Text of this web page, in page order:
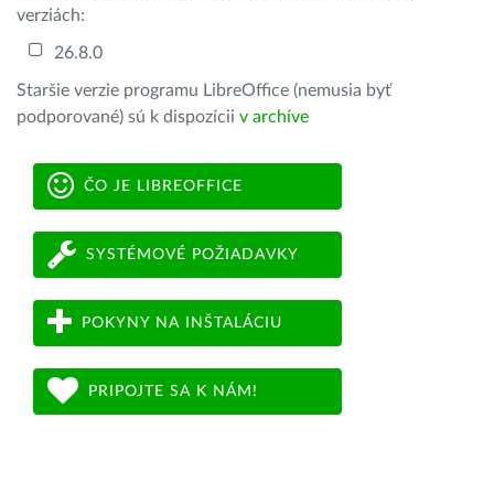
verziách:
26.8.0
Staršie verzie programu LibreOffice (nemusia byť
podporované) sú k dispozícii v archíve
ČO JE LIBREOFFICE
SYSTÉMOVÉ POŽIADAVKY
POKYNY NA INŠTALÁCIU
PRIPOJTE SA K NÁM!